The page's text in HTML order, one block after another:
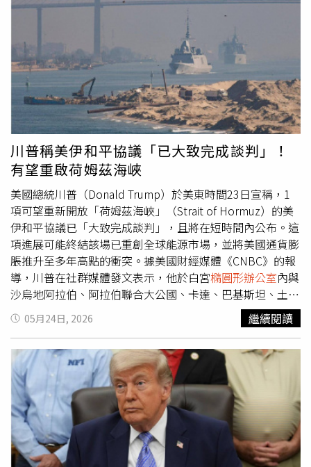
於《道瓊》預估的0.5%。美光科技（Micron
Technology）、超微（AMD）及英特爾（Intel）的股價反
彈，為市場提供了上漲動能。安碩半導體ETF（iShares
Semiconductor ETF，SOXX）則上漲超過8%。該半導體
ETF曾在上週五（5日）重挫10%，使許多投資人開始質疑
該產業的飆升行情是否已經結束。美國銀行（Bank of
America）11日也將英特爾評級由「表現落後大盤」
（Underperform）調升至「買進」（Buy），激勵該公司
股價上漲9%。與此同時，市場對太空探索技術公司
（SpaceX）12日即將登場的首次公開募股（IPO）的熱情持
續升溫，因為該公司有望凸顯人工智慧基礎建設擴張所帶來
的成長潛力。不過，也有部分交易員認為，近期晶片股走弱
的原因之一，在於投資人為了騰出資金參與此次的IPO，而
出售手中的晶片類股。據悉，這次上市案估值約達1.8兆美
元，將成為史上規模最大的IPO。然而，並非所有科技股都
在11日表現亮眼。企業軟體巨頭甲骨文（Oracle）宣布，計
畫透過增發股權與舉債方式額外籌措200億美元資金，以支
應其人工智慧基礎建設擴張計畫。消息公布後，甲骨文股價
下跌8%。美股曾在前一個交易日收跌，主因是晶片股再度
遭遇拋售潮，加上美國與伊朗之間的緊張局勢升溫，進一步
打擊市場情緒。
戰協議最終都沒有實現。這項宣布標誌著川普對伊立場的又
一次「TACO」（Trump Always Chickens Out，川普總是臨
陣退縮）。數小時前，川普才警告美軍將在「今晚非常猛烈
地」打擊伊朗，並暗示美國可能接管伊朗的石油出口樞紐
「哈爾克島」（Kharg Island）。面對川普的威脅，伊朗官
員曾警告，重新展開軍事行動可能引發更廣泛的區域衝突，
並進一步擾亂全球能源市場。伊朗國會議長兼美伊談判首席
代表加里巴夫（Mohammad Bagher Ghalibaf）11日稍早表
示：「錯誤的策略與衝動的決策，將使整個局勢倒退至更糟
糕的狀態，摧毀能源基礎設施與市場，並製造一個讓你們陷
入多年的無盡泥淖。」在取消打擊行動後，川普又發布另1
則社群媒體貼文強調，談判已取得重大進展，而相關討論與
最終細節也獲得美國、以色列，以及一系列區域夥伴在「原
則上及細節上」的批准。川普列舉的區域夥伴包括沙烏地阿
拉伯、阿拉伯聯合大公國、卡達、土耳其、巴基斯坦）、巴
林、科威特、約旦及埃及。然而，他並未提供擬議協議的具
體內容，也未提出證據證明伊朗以及上述國家已正式批准這
項安排。同時川普還宣稱，美國對阿曼灣伊朗港口的海上封
鎖，將持續至最終協議簽署完成為止。對此，伊朗官方媒體
《法斯通訊社》在川普宣布該消息後不久便在Telegram上
強調，德黑蘭尚未批准與美國簽署任何初步諒解備忘錄的文
本。在隨後的Telegram貼文中，《法斯通訊社》還嘲笑川
普，未能逼迫伊朗在協議草案中添加新內容，於是在發起軍
事威脅後又戰術性撤退，「現實情況是，到目前為止，伊朗
不僅沒有給出最終答覆，反而是美國恢復了先前的要求，當
然，鑑於美國已經接受了伊朗提出的文本，重新審視該文本
的可能性是存在的。」
川普稱美伊和平協議「已大致完成談判」！
有望重啟荷姆茲海峽
美國總統川普（Donald Trump）於美東時間23日宣稱，1
項可望重新開放「荷姆茲海峽」（Strait of Hormuz）的美
伊和平協議已「大致完成談判」，且將在短時間內公布。這
項進展可能終結該場已重創全球能源市場，並將美國通貨膨
脹推升至多年高點的衝突。據美國財經媒體《CNBC》的報
導，川普在社群媒體發文表示，他於白宮橢圓形辦公室內與
沙烏地阿拉伯、阿拉伯聯合大公國、卡達、巴基斯坦、土耳
其、埃及、約旦、巴林等國領導人，以及以色列總理納坦雅
胡（Benjamin Netanyahu）進行通話，重點皆放在與伊朗
伊斯蘭共和國敲定最終協議條件。川普在貼文中表示：「1
項協議已大致完成談判，目前等待美國、伊朗以及其他多個
國家完成最終確認。」他補充，目前協議細節仍在討論中，
「將很快公布」，內容包括重新開放對全球能源貿易至關重
要的戰略荷姆茲海峽。伊朗外交部23日則表示，目前討論中
的協議第一階段將包括1份諒解備忘錄（Memorandum of
Understanding），之後將在30至60天內展開更廣泛的談
判。然而，雙方之間仍存在重大分歧。川普未提及任何與伊
05月24日, 2026 繼續閱讀